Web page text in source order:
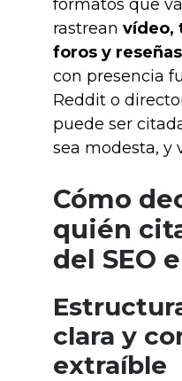
formatos que
rastrean vídeo,
foros y reseñas
con presencia
Reddit o
puede ser
sea modesta, y
Cómo
quién
del SEO
clara y
extraíble